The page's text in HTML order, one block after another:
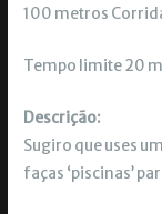
100 metros
Tempo limite 20
Descrição:
Sugiro que uses
faças ‘piscinas’